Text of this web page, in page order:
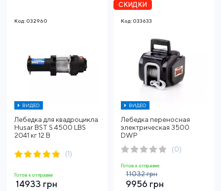
Код: 032960
ВИДЕО
Лебедка для квадроцикла
Husar BST S 4500 LBS
2041 кг 12 В
(1)
Готов к отправке
14933 грн
СКИДКИ
Код: 033633
ВИДЕО
Лебедка переносная
электрическая 3500
DWP
(0)
Готов к отправке
9956 грн
11032 грн